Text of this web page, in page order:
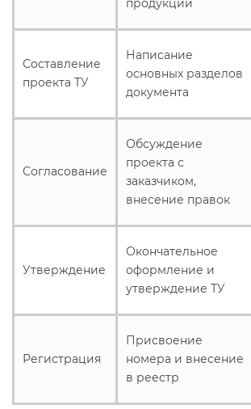
продукции
Составление
проекта ТУ
Написание
основных разделов
документа
Согласование
Обсуждение
проекта с
заказчиком,
внесение правок
Утверждение
Окончательное
оформление и
утверждение ТУ
Регистрация
Присвоение
номера и внесение
в реестр
Декларирование алкогольной
продукции (ТР ЕАЭС 047)
Декларирование
электромагнитной
совместимости (ТР ТС 020)
Сертификация детских товаров
(ТР ТС 007)
Сертификация товаров легкой
промышленности (ТР ТС 017)
Сертификация промышленного
оборудования (ТР ТС 010)
Сертификация средств